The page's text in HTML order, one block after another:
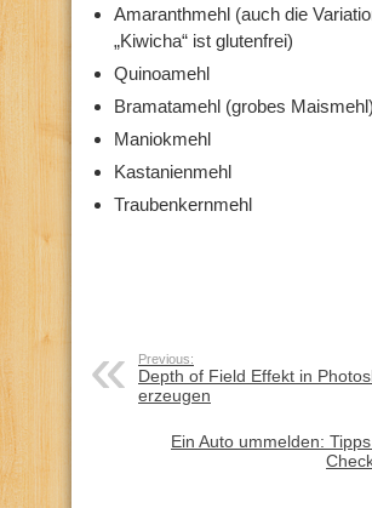
Amaranthmehl (auch die
„Kiwicha“ ist glutenfrei)
Quinoamehl
Bramatamehl (grobes Maismehl)
Maniokmehl
Kastanienmehl
Traubenkernmehl
Previous:
Depth of Field Effekt in
erzeugen
Ein Auto ummelden: